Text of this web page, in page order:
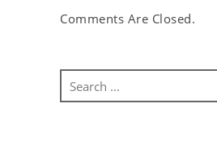
Comments Are Closed.